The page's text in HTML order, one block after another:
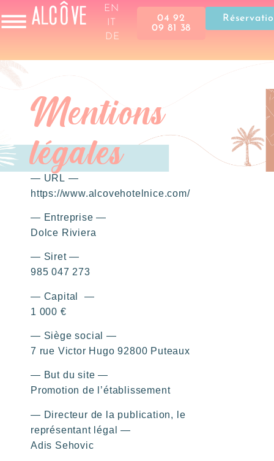
EN
DE
04 92
09 81 38
Mentions
légales
— URL —
https://www.alcovehotelnice.com/
— Entreprise —
Dolce Riviera
— Siret —
985 047 273
— Capital —
1 000 €
— Siège social —
7 rue Victor Hugo 92800 Puteaux
— But du site —
Promotion de l’établissement
— Directeur de la publication, le
représentant légal —
Adis Sehovic